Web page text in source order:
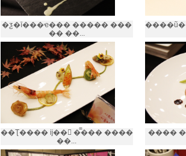
�ƺ�ī���ҽ��� ����� ���
�� ��...
��Ʈ���� ĳ�� �̿��� ����
��...
����